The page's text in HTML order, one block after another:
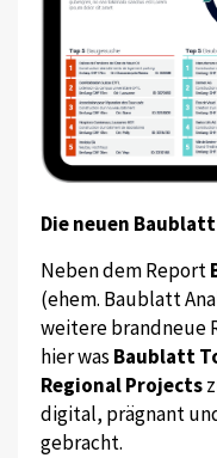
Die neuen
Neben dem Report
(ehem. Baublatt
weitere brandneue
hier was Baublatt
Regional Projects
digital, prägnant
gebracht.